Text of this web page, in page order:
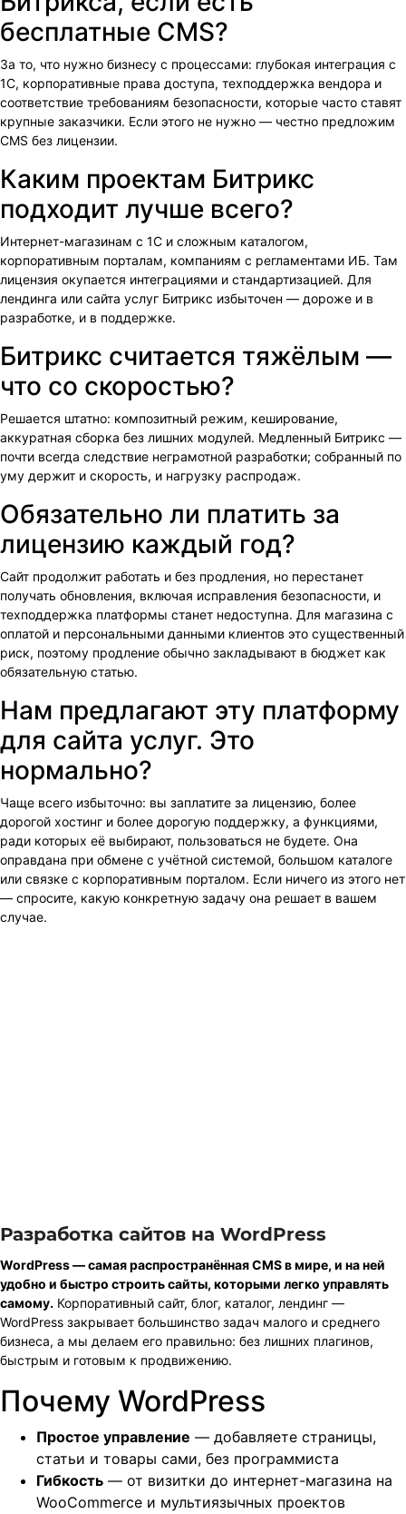
бесплатные CMS?
За то, что нужно бизнесу с процессами: глубокая интеграция с
1С, корпоративные права доступа, техподдержка вендора и
соответствие требованиям безопасности, которые часто ставят
крупные заказчики. Если этого не нужно — честно предложим
CMS без лицензии.
Каким проектам Битрикс
подходит лучше всего?
Интернет-магазинам с 1С и сложным каталогом,
корпоративным порталам, компаниям с регламентами ИБ. Там
лицензия окупается интеграциями и стандартизацией. Для
лендинга или сайта услуг Битрикс избыточен — дороже и в
разработке, и в поддержке.
Битрикс считается тяжёлым —
что со скоростью?
Решается штатно: композитный режим, кеширование,
аккуратная сборка без лишних модулей. Медленный Битрикс —
почти всегда следствие неграмотной разработки; собранный по
уму держит и скорость, и нагрузку распродаж.
Обязательно ли платить за
лицензию каждый год?
Сайт продолжит работать и без продления, но перестанет
получать обновления, включая исправления безопасности, и
техподдержка платформы станет недоступна. Для магазина с
оплатой и персональными данными клиентов это существенный
риск, поэтому продление обычно закладывают в бюджет как
обязательную статью.
Нам предлагают эту платформу
для сайта услуг. Это
нормально?
Чаще всего избыточно: вы заплатите за лицензию, более
дорогой хостинг и более дорогую поддержку, а функциями,
ради которых её выбирают, пользоваться не будете. Она
оправдана при обмене с учётной системой, большом каталоге
или связке с корпоративным порталом. Если ничего из этого нет
— спросите, какую конкретную задачу она решает в вашем
случае.
Разработка сайтов на WordPress
WordPress — самая распространённая CMS в мире, и на ней
удобно и быстро строить сайты, которыми легко управлять
самому. Корпоративный сайт, блог, каталог, лендинг —
WordPress закрывает большинство задач малого и среднего
бизнеса, а мы делаем его правильно: без лишних плагинов,
быстрым и готовым к продвижению.
Почему WordPress
Простое управление — добавляете страницы,
статьи и товары сами, без программиста
Гибкость — от визитки до интернет-магазина на
WooCommerce и мультиязычных проектов